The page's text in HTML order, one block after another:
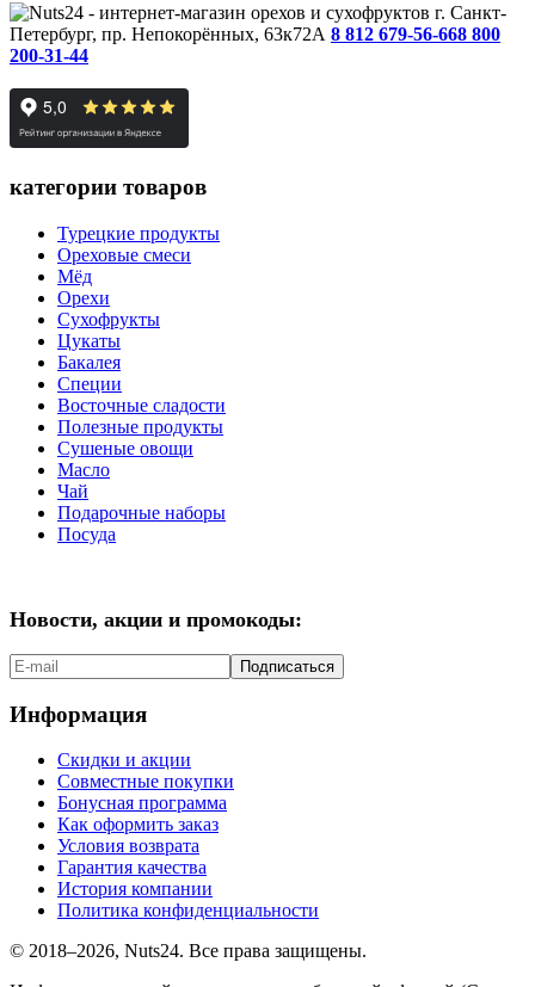
г. Санкт-
Петербург, пр. Непокорённых, 63к72А 8 812 679-56-668 800
200-31-44
категории товаров
Турецкие продукты
Ореховые смеси
Мёд
Орехи
Сухофрукты
Цукаты
Бакалея
Специи
Восточные сладости
Полезные продукты
Сушеные овощи
Масло
Чай
Подарочные наборы
Посуда
Новости, акции и промокоды:
Подписаться
Информация
Скидки и акции
Совместные покупки
Бонусная программа
Как оформить заказ
Условия возврата
Гарантия качества
История компании
Политика конфиденциальности
© 2018–2026, Nuts24. Все права защищены.